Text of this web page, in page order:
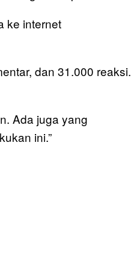
ke internet
dan 31.000 reaksi.
Ada juga yang
ini.”